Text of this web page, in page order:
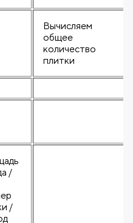
Вычисляем
общее
количество
плитки
/
/